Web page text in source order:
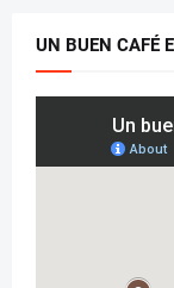
UN BUEN CAFÉ